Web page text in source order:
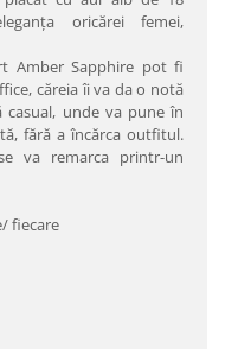
oricărei femei,
Amber Sapphire pot fi
căreia îi va da o notă
unde va pune în
fără a încărca outfitul.
va remarca printr-un
fiecare